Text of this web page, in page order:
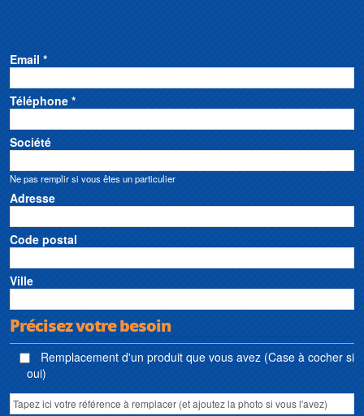
Email *
Téléphone *
Société
Ne pas remplir si vous êtes un particulier
Adresse
Code postal
Ville
Précisez votre besoin
Remplacement d'un produit que vous avez (Case à cocher si
oui)